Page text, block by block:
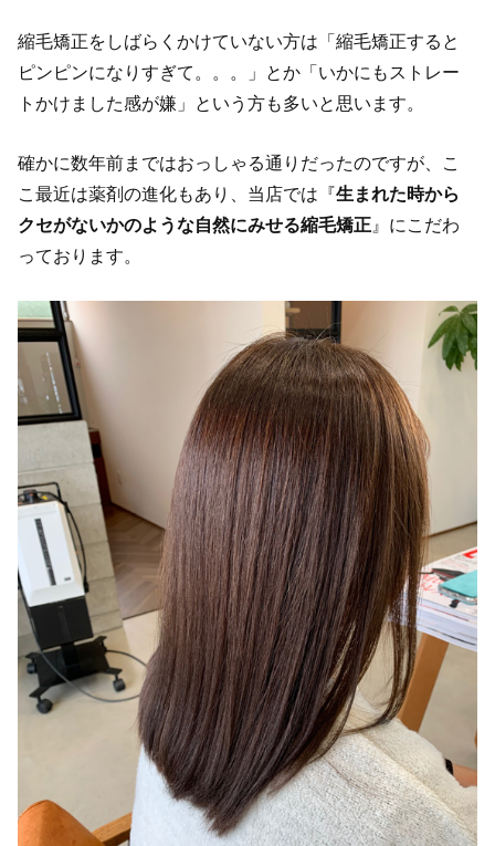
縮毛矯正をしばらくかけていない方は「縮毛矯正すると
ピンピンになりすぎて。。。」とか「いかにもストレー
トかけました感が嫌」という方も多いと思います。
確かに数年前まではおっしゃる通りだったのですが、こ
こ最近は薬剤の進化もあり、当店では『生まれた時から
クセがないかのような自然にみせる縮毛矯正 』にこだわ
っております。